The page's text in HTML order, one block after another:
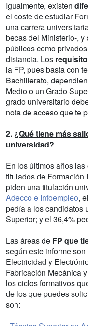
Igualmente, existen
el coste de estudiar
una carrera
becas del Ministerio-, y
públicos como
distancia. Los
la FP, pues basta con
Bachillerato,
Medio o un Grado
grado universitario
nota de acceso que te
2. ¿Qué tiene más
universidad?
En los últimos años las
titulados de Formación
piden una titulación
Adecco e Infoempleo,
pedía a los candidatos
Superior; y el 36,4%
Las áreas de FP que
según este informe
Electricidad y
Fabricación Mecánica
los ciclos formativos
de los que puedes
son: